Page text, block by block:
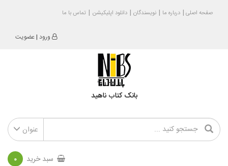
صفحه اصلی درباره ما نویسندگان دانلود اپلیکیشن تماس با ما
ورود |عضویت
بانک کتاب ناهید
عنوان
سبد خرید 0